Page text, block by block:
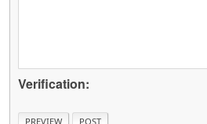
Verification: